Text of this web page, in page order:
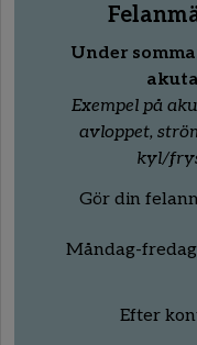
Under
Exempel på
avloppet,
kyl/
Gör din
Måndag-
Efter